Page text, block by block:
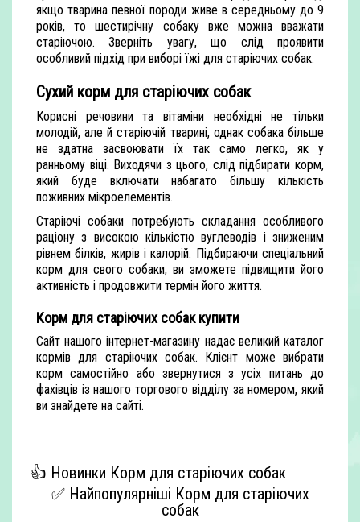
якщо тварина певної породи живе в середньому до 9
років, то шестирічну собаку вже можна вважати
старіючою. Зверніть увагу, що слід проявити
особливий підхід при виборі їжі для старіючих собак.
Сухий корм для старіючих собак
Корисні речовини та вітаміни необхідні не тільки
молодій, але й старіючій тварині, однак собака більше
не здатна засвоювати їх так само легко, як у
ранньому віці. Виходячи з цього, слід підбирати корм,
який буде включати набагато більшу кількість
поживних мікроелементів.
Старіючі собаки потребують складання особливого
раціону з високою кількістю вуглеводів і зниженим
рівнем білків, жирів і калорій. Підбираючи спеціальний
корм для свого собаки, ви зможете підвищити його
активність і продовжити термін його життя.
Корм для старіючих собак купити
Сайт нашого інтернет-магазину надає великий каталог
кормів для старіючих собак. Клієнт може вибрати
корм самостійно або звернутися з усіх питань до
фахівців із нашого торгового відділу за номером, який
ви знайдете на сайті.
👍 Новинки Корм для старіючих собак
✅ Найпопулярніші Корм для старіючих
собак